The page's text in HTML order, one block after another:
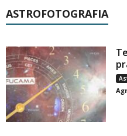
ASTROFOTOGRAFIA